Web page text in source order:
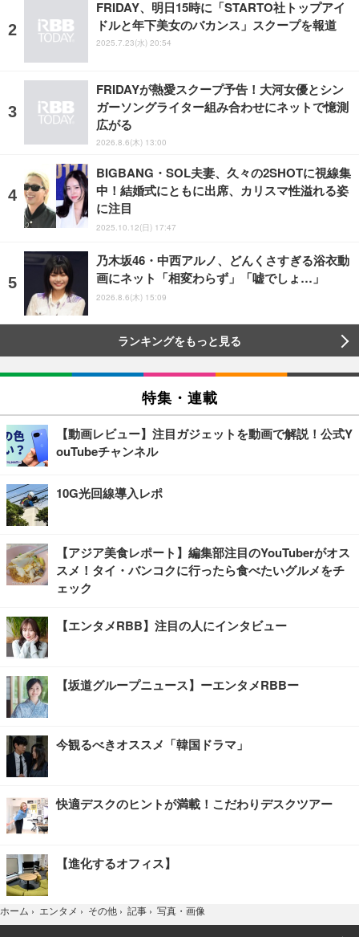
FRIDAY、明日15時に「STARTO社トップアイ
ドルと年下美女のバカンス」スクープを報道
2025.7.23(水) 20:54
FRIDAYが熱愛スクープ予告！大河女優とシン
ガーソングライター組み合わせにネットで憶測
広がる
2026.8.6(木) 13:00
BIGBANG・SOL夫妻、久々の2SHOTに視線集
中！結婚式にともに出席、カリスマ性溢れる姿
に注目
2025.10.12(日) 17:47
乃木坂46・中西アルノ、どんくさすぎる浴衣動
画にネット「相変わらず」「嘘でしょ…」
2026.8.6(木) 15:09
ランキングをもっと見る
特集・連載
【動画レビュー】注目ガジェットを動画で解説！公式Y
ouTubeチャンネル
10G光回線導入レポ
【アジア美食レポート】編集部注目のYouTuberがオス
スメ！タイ・バンコクに行ったら食べたいグルメをチ
ェック
【エンタメRBB】注目の人にインタビュー
【坂道グループニュース】ーエンタメRBBー
今観るべきオススメ「韓国ドラマ」
快適デスクのヒントが満載！こだわりデスクツアー
【進化するオフィス】
ホーム › エンタメ › その他 › 記事 › 写真・画像